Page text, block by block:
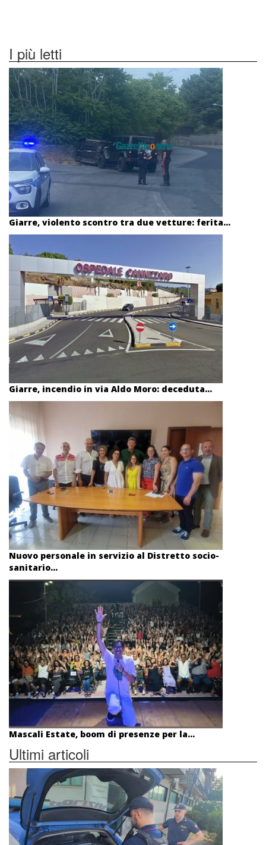
I più letti
Giarre, violento scontro tra due vetture: ferita...
Giarre, incendio in via Aldo Moro: deceduta...
Nuovo personale in servizio al Distretto socio-
sanitario...
Mascali Estate, boom di presenze per la...
Ultimi articoli